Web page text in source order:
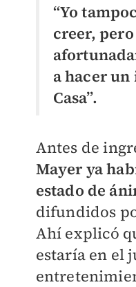
“Yo
creer,
a hacer
Casa”.
Antes de
Mayer ya
estado de
difundidos
Ahí explicó
estaría en el